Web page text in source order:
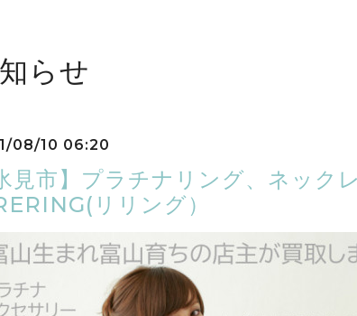
らせ
08/10 06:20
見市】プラチナリング、ネッ
リリング）